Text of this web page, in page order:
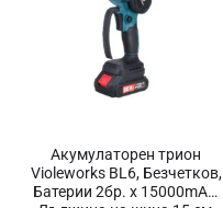
Акумулаторен трион
Violeworks BL6, Безчетков,
Батерии 2бр. х 15000mAh,